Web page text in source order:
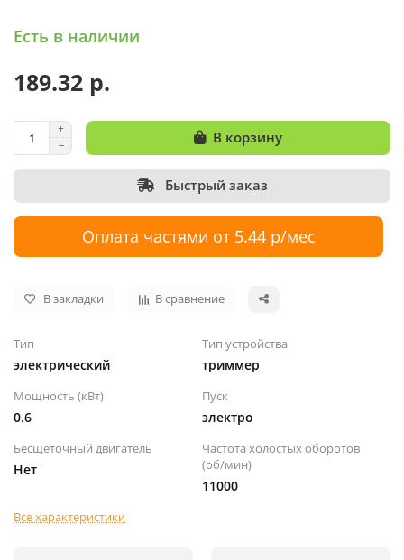
Есть в наличии
189.32 р.
В корзину
Быстрый заказ
Оплата частями от 5.44 р/мес
В закладки В сравнение
Тип
электрический
Тип устройства
триммер
Мощность (кВт)
0.6
Пуск
электро
Бесщеточный двигатель
Нет
Частота холостых оборотов
(об/мин)
11000
Все характеристики